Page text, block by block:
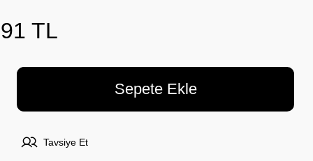
TL
Sepete Ekle
Tavsiye Et